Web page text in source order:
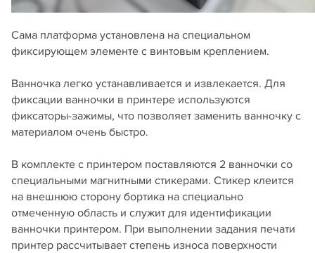
Сама платформа установлена на специальном
фиксирующем элементе с винтовым креплением.
Ванночка легко устанавливается и извлекается. Для
фиксации ванночки в принтере используются
фиксаторы-зажимы, что позволяет заменить ванночку с
материалом очень быстро.
В комплекте с принтером поставляются 2 ванночки со
специальными магнитными стикерами. Стикер клеится
на внешнюю сторону бортика на специально
отмеченную область и служит для идентификации
ванночки принтером. При выполнении задания печати
принтер рассчитывает степень износа поверхности